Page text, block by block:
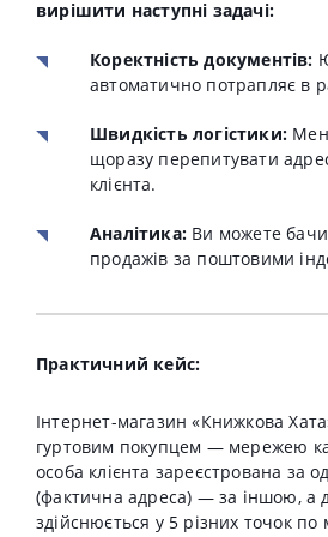
вирішити наступні задачі:
Коректність документів:
автоматично потрапляє в
Швидкість логістики:
щоразу перепитувати
клієнта.
Аналітика: Ви можете
продажів за поштовими
Практичний кейс:
Інтернет-магазин «Книжкова
гуртовим покупцем — мережею
особа клієнта зареєстрована за
(фактична адреса) — за іншою, а
здійснюється у 5 різних точок